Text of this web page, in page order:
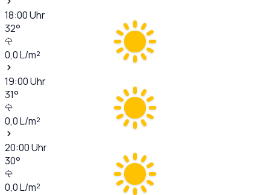
18:00Uhr
32°
0,0L/m²
19:00Uhr
31°
0,0L/m²
20:00Uhr
30°
0,0L/m²